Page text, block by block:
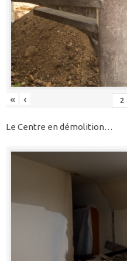
« ‹
Le Centre en démolition…